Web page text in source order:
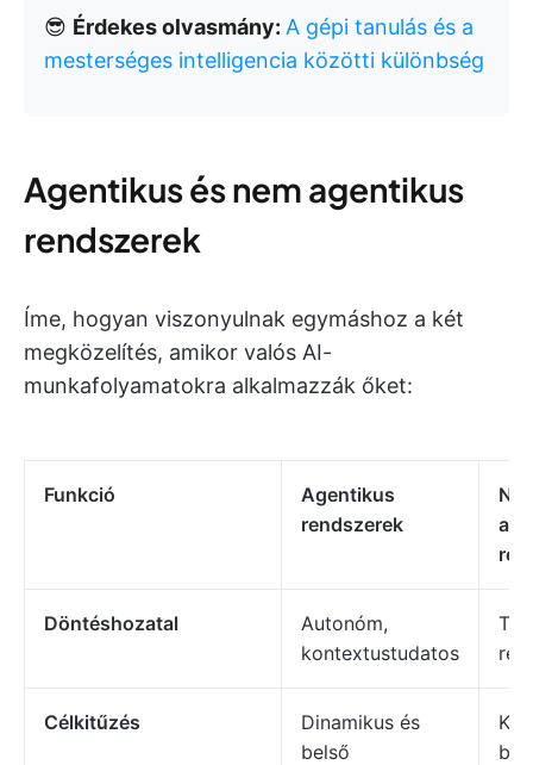
😎 Érdekes olvasmány: A gépi tanulás és a
mesterséges intelligencia közötti különbség
Agentikus és nem agentikus
rendszerek
Íme, hogyan viszonyulnak egymáshoz a két
megközelítés, amikor valós AI-
munkafolyamatokra alkalmazzák őket:
Funkció
Agentikus
rendszerek
Döntéshozatal
Autonóm,
kontextustudatos
Célkitűzés
Dinamikus és
belső